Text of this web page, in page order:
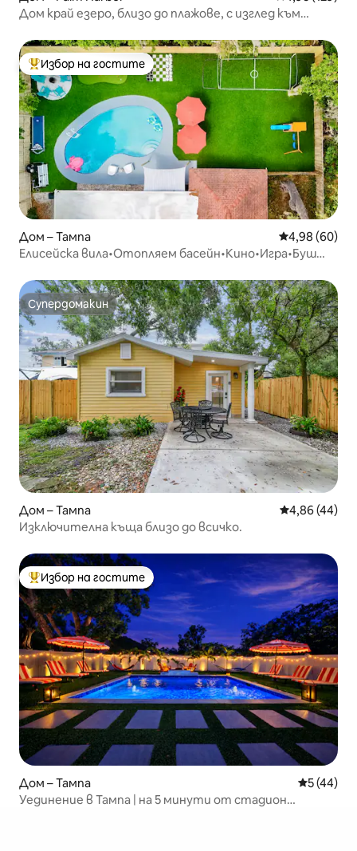
Дом край езеро, близо до плажове, с изглед към
Най-популярен избор на гостите
Избор на гостите
Дом – Тампа Средна
4,98 (60)
Елисейска вила•Отопляем басейн•Кино•Игра•Буш
Супердомакин
Супердомакин
Дом – Тампа Средна
4,86 (44)
Изключителна къща близо до всичко.
Най-популярен избор на гостите
Избор на гостите
Дом – Тампа Средна
5 (44)
Уединение в Тампа | на 5 минути от стадион